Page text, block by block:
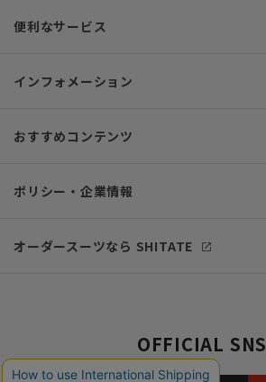
便利なサービス
インフォメーション
おすすめコンテンツ
ポリシー・企業情報
オーダースーツなら SHITATE
OFFICIAL SNS